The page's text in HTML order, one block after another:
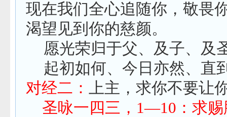
现在我们全心追随你，敬畏
渴望见到你的慈颜。
愿光荣归于父、及子、及
起初如何、今日亦然、直
对经二： 上主，求你不要让
圣咏一四三， 1—10 ：求